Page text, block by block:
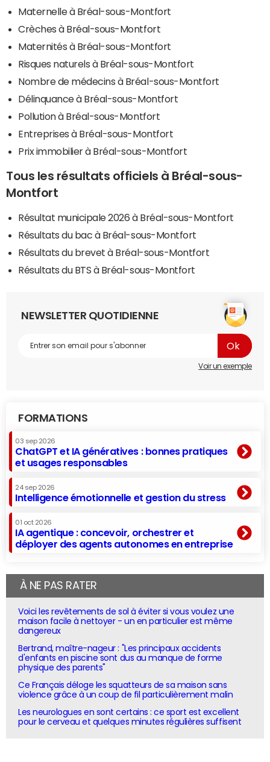
Maternelle à Bréal-sous-Montfort
Crèches à Bréal-sous-Montfort
Maternités à Bréal-sous-Montfort
Risques naturels à Bréal-sous-Montfort
Nombre de médecins à Bréal-sous-Montfort
Délinquance à Bréal-sous-Montfort
Pollution à Bréal-sous-Montfort
Entreprises à Bréal-sous-Montfort
Prix immobilier à Bréal-sous-Montfort
Tous les résultats officiels à Bréal-sous-
Montfort
Résultat municipale 2026 à Bréal-sous-Montfort
Résultats du bac à Bréal-sous-Montfort
Résultats du brevet à Bréal-sous-Montfort
Résultats du BTS à Bréal-sous-Montfort
NEWSLETTER QUOTIDIENNE
Voir un exemple
FORMATIONS
03 sep 2026
ChatGPT et IA génératives : bonnes pratiques
et usages responsables
24 sep 2026
Intelligence émotionnelle et gestion du stress
01 oct 2026
IA agentique : concevoir, orchestrer et
déployer des agents autonomes en entreprise
À NE PAS RATER
Voici les revêtements de sol à éviter si vous voulez une
maison facile à nettoyer - un en particulier est même
dangereux
Bertrand, maître-nageur : "Les principaux accidents
d'enfants en piscine sont dus au manque de forme
physique des parents"
Ce Français déloge les squatteurs de sa maison sans
violence grâce à un coup de fil particulièrement malin
Les neurologues en sont certains : ce sport est excellent
pour le cerveau et quelques minutes régulières suffisent